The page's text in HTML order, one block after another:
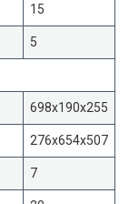
15
5
698х190х255
276х654х507
7